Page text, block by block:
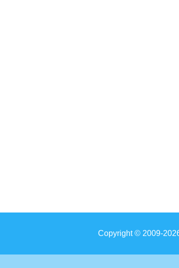
Copyright © 2009-